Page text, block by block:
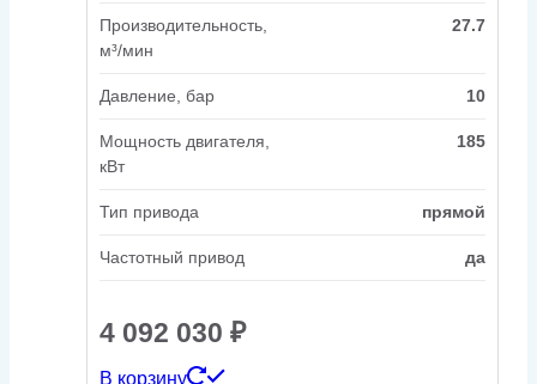
Производительность,
м³/мин
27.7
Давление, бар 10
Мощность двигателя,
кВт
185
Тип привода прямой
Частотный привод да
4 092 030 ₽
В корзину